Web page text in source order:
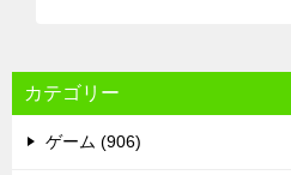
カテゴリー
ゲーム (906)